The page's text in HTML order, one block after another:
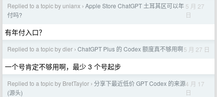
Replied to a topic by unianx › Apple Store ChatGPT 土耳其区可以年
付吗?
5 月 27
日
有年付入口？
Replied to a topic by dier › ChatGPT Plus 的 Codex 额度真不够用啊5 月 27 日
一个号肯定不够用啊，最少 3 个号起步
Replied to a topic by BretTaylor › 分享下最近低价 GPT Codex 的来源
(源头)
4 月 17
日